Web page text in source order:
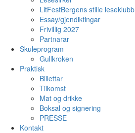
LitFestBergens stille leseklubb
Essay/gjendiktingar
Frivillig 2027
Partnarar
Skuleprogram
Gullkroken
Praktisk
Billettar
Tilkomst
Mat og drikke
Boksal og signering
PRESSE
Kontakt